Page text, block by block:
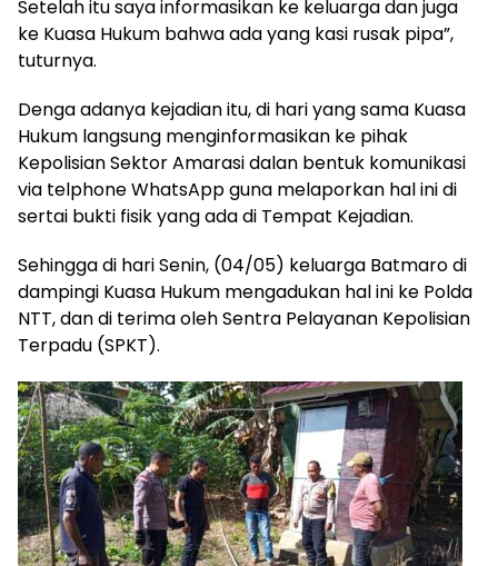
Setelah itu saya informasikan ke keluarga dan juga
ke Kuasa Hukum bahwa ada yang kasi rusak pipa”,
tuturnya.
Denga adanya kejadian itu, di hari yang sama Kuasa
Hukum langsung menginformasikan ke pihak
Kepolisian Sektor Amarasi dalan bentuk komunikasi
via telphone WhatsApp guna melaporkan hal ini di
sertai bukti fisik yang ada di Tempat Kejadian.
Sehingga di hari Senin, (04/05) keluarga Batmaro di
dampingi Kuasa Hukum mengadukan hal ini ke Polda
NTT, dan di terima oleh Sentra Pelayanan Kepolisian
Terpadu (SPKT).